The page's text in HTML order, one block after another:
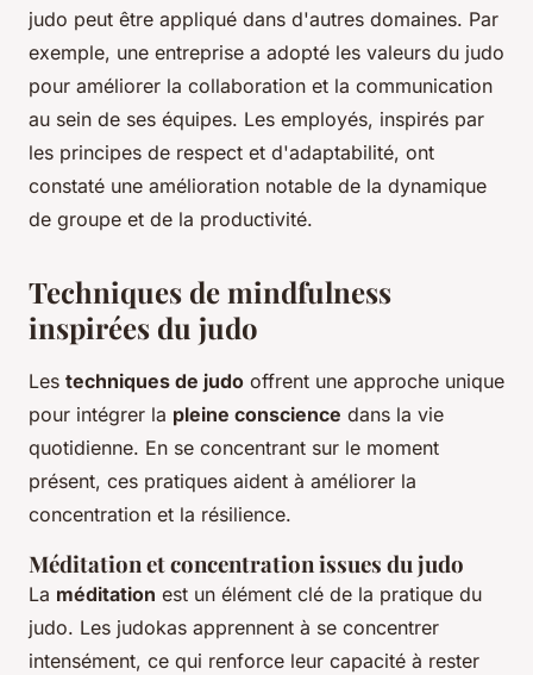
judo peut être appliqué dans d'autres domaines. Par
exemple, une entreprise a adopté les valeurs du judo
pour améliorer la collaboration et la communication
au sein de ses équipes. Les employés, inspirés par
les principes de respect et d'adaptabilité, ont
constaté une amélioration notable de la dynamique
de groupe et de la productivité.
Techniques de mindfulness
inspirées du judo
Les techniques de judo offrent une approche unique
pour intégrer la pleine conscience dans la vie
quotidienne. En se concentrant sur le moment
présent, ces pratiques aident à améliorer la
concentration et la résilience.
Méditation et concentration issues du judo
La méditation est un élément clé de la pratique du
judo. Les judokas apprennent à se concentrer
intensément, ce qui renforce leur capacité à rester